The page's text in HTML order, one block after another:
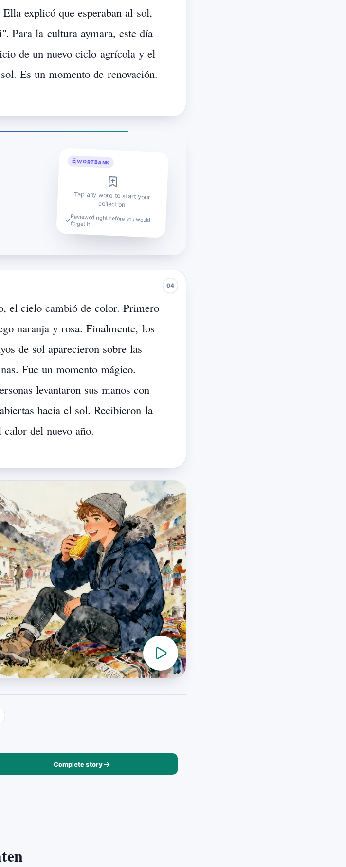
Ella explicó que esperaban al sol,
". Para la cultura aymara, este día
de un nuevo ciclo agrícola y el
sol. Es un momento de renovación.
WORTBANK
Tap any word to start your
collection
Reviewed right before you would
forget it
el cielo cambió de color. Primero
naranja y rosa. Finalmente, los
de sol aparecieron sobre las
Fue un momento mágico.
levantaron sus manos con
abiertas hacia el sol. Recibieron la
calor del nuevo año.
Complete story